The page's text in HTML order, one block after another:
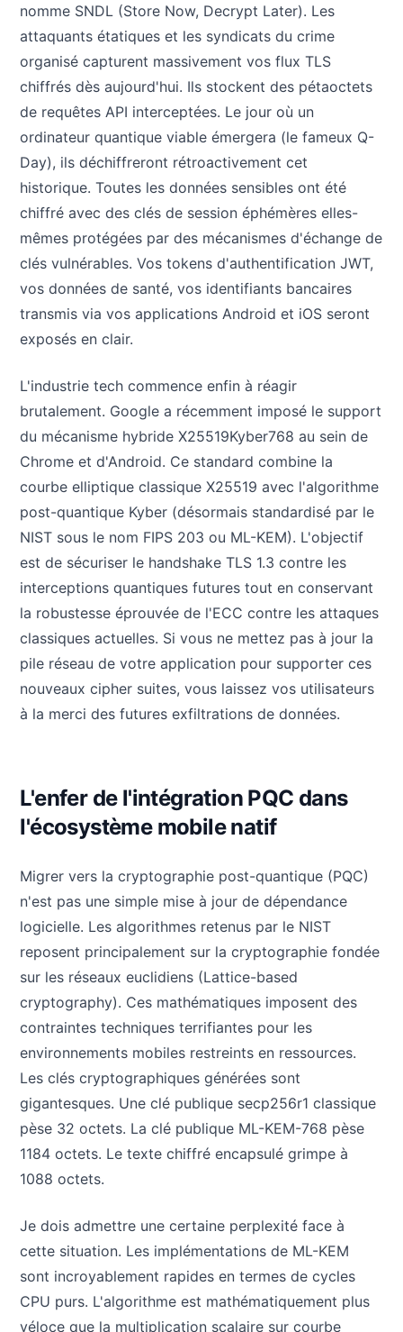
nomme SNDL (Store Now, Decrypt Later). Les
attaquants étatiques et les syndicats du crime
organisé capturent massivement vos flux TLS
chiffrés dès aujourd'hui. Ils stockent des pétaoctets
de requêtes API interceptées. Le jour où un
ordinateur quantique viable émergera (le fameux Q-
Day), ils déchiffreront rétroactivement cet
historique. Toutes les données sensibles ont été
chiffré avec des clés de session éphémères elles-
mêmes protégées par des mécanismes d'échange de
clés vulnérables. Vos tokens d'authentification JWT,
vos données de santé, vos identifiants bancaires
transmis via vos applications Android et iOS seront
exposés en clair.
L'industrie tech commence enfin à réagir
brutalement. Google a récemment imposé le support
du mécanisme hybride X25519Kyber768 au sein de
Chrome et d'Android. Ce standard combine la
courbe elliptique classique X25519 avec l'algorithme
post-quantique Kyber (désormais standardisé par le
NIST sous le nom FIPS 203 ou ML-KEM). L'objectif
est de sécuriser le handshake TLS 1.3 contre les
interceptions quantiques futures tout en conservant
la robustesse éprouvée de l'ECC contre les attaques
classiques actuelles. Si vous ne mettez pas à jour la
pile réseau de votre application pour supporter ces
nouveaux cipher suites, vous laissez vos utilisateurs
à la merci des futures exfiltrations de données.
L'enfer de l'intégration PQC dans
l'écosystème mobile natif
Migrer vers la cryptographie post-quantique (PQC)
n'est pas une simple mise à jour de dépendance
logicielle. Les algorithmes retenus par le NIST
reposent principalement sur la cryptographie fondée
sur les réseaux euclidiens (Lattice-based
cryptography). Ces mathématiques imposent des
contraintes techniques terrifiantes pour les
environnements mobiles restreints en ressources.
Les clés cryptographiques générées sont
gigantesques. Une clé publique secp256r1 classique
pèse 32 octets. La clé publique ML-KEM-768 pèse
1184 octets. Le texte chiffré encapsulé grimpe à
1088 octets.
Je dois admettre une certaine perplexité face à
cette situation. Les implémentations de ML-KEM
sont incroyablement rapides en termes de cycles
CPU purs. L'algorithme est mathématiquement plus
véloce que la multiplication scalaire sur courbe